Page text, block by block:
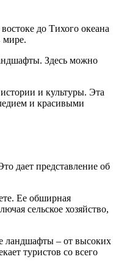
до Тихого океана
мире.
Здесь можно
и культуры. Эта
и красивыми
дает представление об
Ее обширная
сельское хозяйство,
ландшафты – от высоких
туристов со всего